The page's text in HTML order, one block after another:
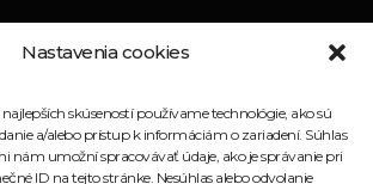
Nastavenia cookies
skúseností používame technológie, ako sú
a/alebo prístup k informáciám o zariadení. Súhlas
nám umožní spracovávať údaje, ako je správanie pri
ID na tejto stránke. Nesúhlas alebo odvolanie